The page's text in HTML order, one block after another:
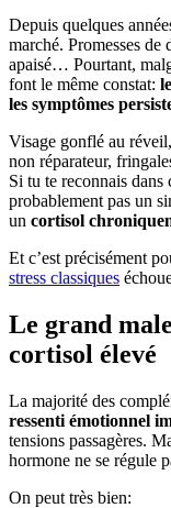
Depuis quelques
marché. Promesses de
apaisé… Pourtant,
font le même constat:
les symptômes
Visage gonflé au
non réparateur,
Si tu te reconnais dans
probablement pas un
un cortisol
Et c’est précisément
stress classiques
Le grand
cortisol élevé
La majorité des
ressenti émotionnel
tensions passagères.
hormone ne se régule
On peut très bien: